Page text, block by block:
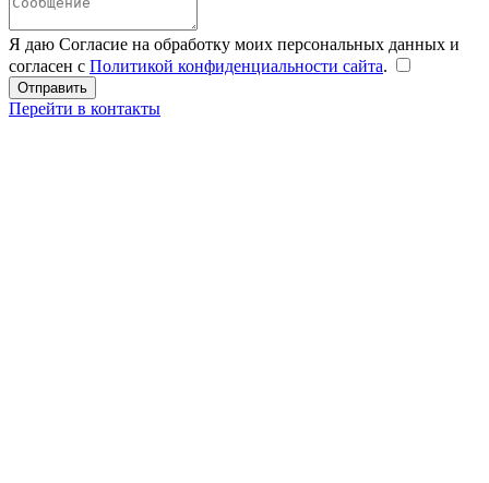
Я даю Согласие на обработку моих персональных данных и
согласен с Политикой конфиденциальности сайта.
Перейти в контакты